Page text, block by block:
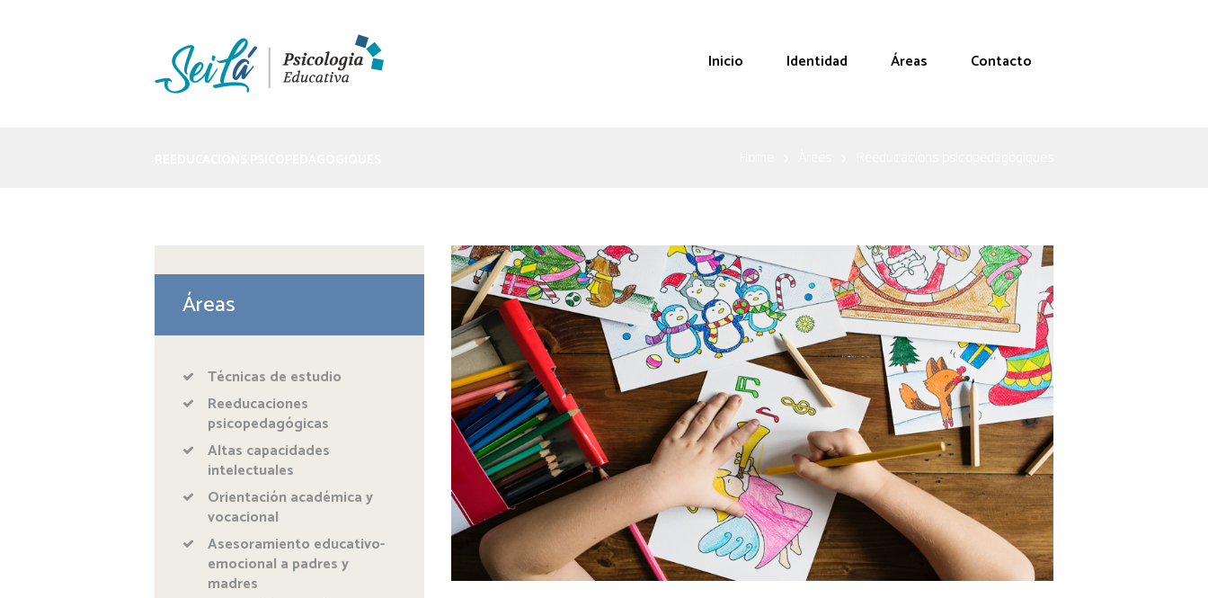
Inicio Identidad Áreas Contacto
Áreas
Técnicas de estudio
Reeducaciones
psicopedagógicas
Altas capacidades
intelectuales
Orientación académica y
vocacional
Asesoramiento educativo-
emocional a padres y
madres